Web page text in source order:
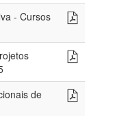
- Cursos
de